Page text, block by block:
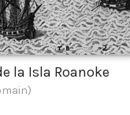
la Isla Roanoke